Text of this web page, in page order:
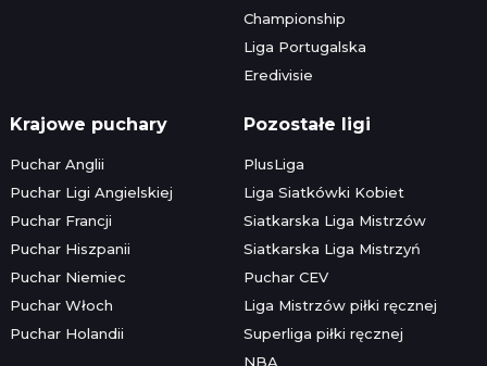
Championship
Liga Portugalska
Eredivisie
Krajowe puchary
Puchar Anglii
Puchar Ligi Angielskiej
Puchar Francji
Puchar Hiszpanii
Puchar Niemiec
Puchar Włoch
Puchar Holandii
Pozostałe ligi
PlusLiga
Liga Siatkówki Kobiet
Siatkarska Liga Mistrzów
Siatkarska Liga Mistrzyń
Puchar CEV
Liga Mistrzów piłki ręcznej
Superliga piłki ręcznej
NBA